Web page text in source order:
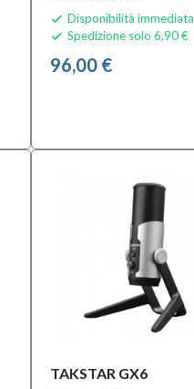
 Disponibilità immediata
 Spedizione solo 6,90 €
96,00 €
TAKSTAR GX6